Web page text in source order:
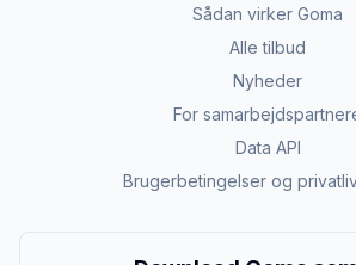
Sådan virker Goma
Alle tilbud
Nyheder
For
Data API
Brugerbetingelser og